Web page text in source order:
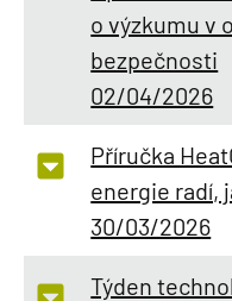
o výzkumu v
bezpečnosti
02/04/2026
Příručka
energie radí,
30/03/2026
Týden